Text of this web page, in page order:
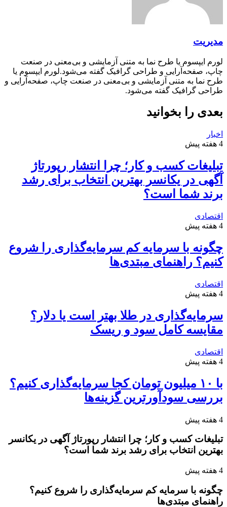
مدیریت
لورم ایپسوم یا طرح‌ نما به متنی آزمایشی و بی‌معنی در صنعت
چاپ، صفحه‌آرایی و طراحی گرافیک گفته می‌شود.لورم ایپسوم یا
طرح‌ نما به متنی آزمایشی و بی‌معنی در صنعت چاپ، صفحه‌آرایی و
طراحی گرافیک گفته می‌شود.
بعدی را بخوانید
اخبار
4 هفته پیش
تبلیغات کسب و کار؛ چرا انتشار رپورتاژ
آگهی در یکانسر بهترین انتخاب برای رشد
برند شما است؟
اقتصادی
4 هفته پیش
چگونه با سرمایه کم سرمایه‌گذاری را شروع
کنیم؟ راهنمای مبتدی‌ها
اقتصادی
4 هفته پیش
سرمایه‌گذاری در طلا بهتر است یا دلار؟
مقایسه کامل سود و ریسک
اقتصادی
4 هفته پیش
با ۱۰ میلیون تومان کجا سرمایه‌گذاری کنیم؟
بررسی سودآورترین گزینه‌ها
4 هفته پیش
تبلیغات کسب و کار؛ چرا انتشار رپورتاژ آگهی در یکانسر
بهترین انتخاب برای رشد برند شما است؟
4 هفته پیش
چگونه با سرمایه کم سرمایه‌گذاری را شروع کنیم؟
راهنمای مبتدی‌ها